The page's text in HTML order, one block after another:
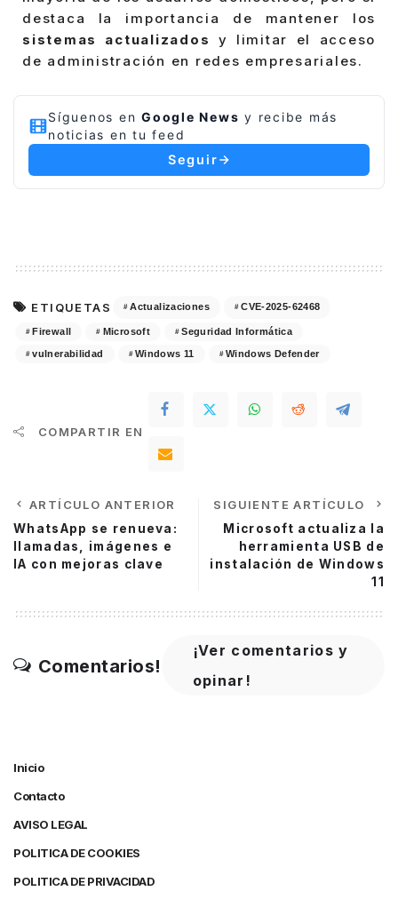
destaca la importancia de mantener los
sistemas actualizados
y limitar el acceso
de administración en redes empresariales.
Síguenos en Google News y recibe más
noticias en tu feed
Seguir
ETIQUETAS Actualizaciones CVE-2025-62468
Firewall Microsoft Seguridad Informática
vulnerabilidad Windows 11 Windows Defender
COMPARTIR EN
ARTÍCULO ANTERIOR
WhatsApp se renueva:
llamadas, imágenes e
IA con mejoras clave
SIGUIENTE ARTÍCULO
Microsoft actualiza la
herramienta USB de
instalación de Windows
11
Comentarios!
¡Ver comentarios y
opinar!
Inicio
Contacto
AVISO LEGAL
POLITICA DE COOKIES
POLITICA DE PRIVACIDAD